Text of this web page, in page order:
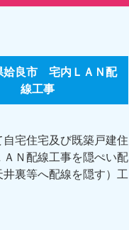
姶良市 宅内ＬＡＮ配
線工事
宅住宅及び既築戸建住
Ｎ配線工事を隠ぺい配
裏等へ配線を隠す）工